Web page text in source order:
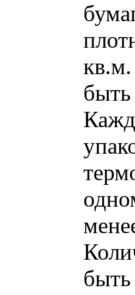
кв.м.